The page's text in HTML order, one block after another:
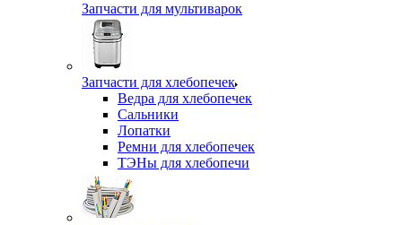
Запчасти для мультиварок
Запчасти для хлебопечек
Ведра для хлебопечек
Сальники
Лопатки
Ремни для хлебопечек
ТЭНы для хлебопечи